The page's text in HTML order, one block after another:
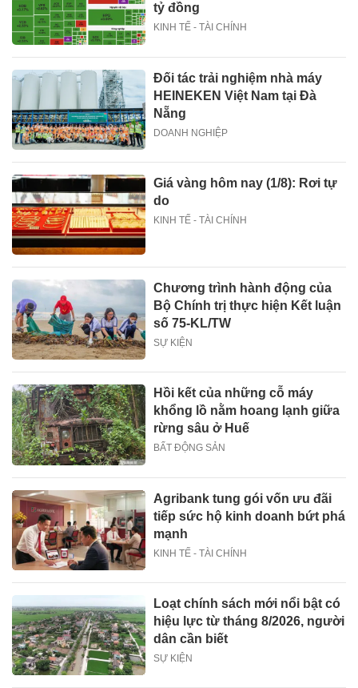
tỷ đồng
KINH TẾ - TÀI CHÍNH
Đối tác trải nghiệm nhà máy
HEINEKEN Việt Nam tại Đà
Nẵng
DOANH NGHIỆP
Giá vàng hôm nay (1/8): Rơi tự
do
KINH TẾ - TÀI CHÍNH
Chương trình hành động của
Bộ Chính trị thực hiện Kết luận
số 75-KL/TW
SỰ KIỆN
Hồi kết của những cỗ máy
khổng lồ nằm hoang lạnh giữa
rừng sâu ở Huế
BẤT ĐỘNG SẢN
Agribank tung gói vốn ưu đãi
tiếp sức hộ kinh doanh bứt phá
mạnh
KINH TẾ - TÀI CHÍNH
Loạt chính sách mới nổi bật có
hiệu lực từ tháng 8/2026, người
dân cần biết
SỰ KIỆN